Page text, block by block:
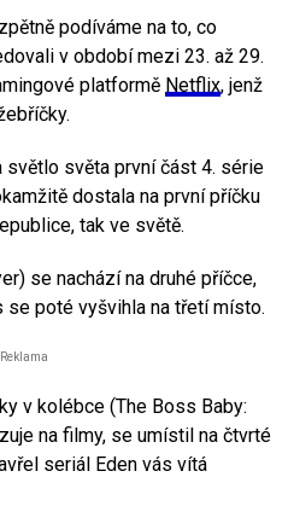
podíváme na to, co
v období mezi 23. až 29.
platformě Netflix, jenž
světlo světa první část 4. série
dostala na první příčku
tak ve světě.
se nachází na druhé příčce,
se poté vyšvihla na třetí místo.
Reklama
v kolébce (The Boss Baby:
na filmy, se umístil na čtvrté
seriál Eden vás vítá